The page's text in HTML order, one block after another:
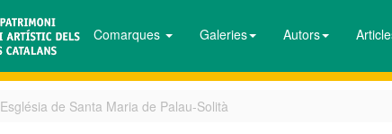
Comarques Galeries Autors
Església de Santa Maria de Palau-Solità